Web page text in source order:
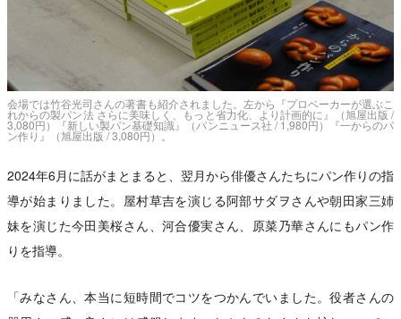
会場では竹谷光司さんの著書も紹介されました。左から『プロベーカーが選ぶこ
れからの製パン法 さらに美味しく、もっと省力化、より計画的に』（旭屋出版 /
3,080円）『新しい製パン基礎知識』（パンニュース社 / 1,980円）『一からのパ
ン作り』（旭屋出版 / 3,080円）。
2024年6月に話がまとまると、翌月から俳優さんたちにパン作りの指
導が始まりました。屋村草吉を演じる阿部サダヲさんや朝田家三姉
妹を演じた今田美桜さん、河合優実さん、原菜乃華さんにもパン作
りを指導。
「みなさん、本当に短時間でコツをつかんでいました。役者さんの